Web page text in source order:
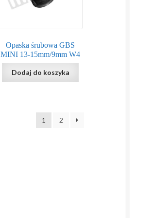
Opaska śrubowa GBS
MINI 13-15mm/9mm W4
Dodaj do koszyka
1 2